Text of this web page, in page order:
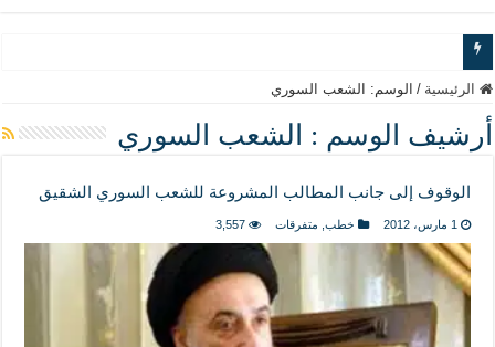
www.alamine.net
مواقف وآراء العلاّمة السيد علي الأمين من الأحداث والقضايا - اضغط للاطلاع
إذا كان التسنن هو الإيمان بسنة رسول الله ( صلى الله عليه وآله) فكلّ
علاقات المذاهب والأديان لا يجوز أن تكون على حساب الأوطان
لن تحمينا مذاهبنا ولا طوائفنا ولا أحزابنا ولا جماعاتنا، بل الإنصهار الوطني والدولة
المذاهب ليست قدرًا لا يمكن تجاوزه
ليست المنفعة تأتي من إسلامية النّظام كما لا تأتي المضرة من مسيحية النظام
المتهاون بوطنه متهاون بدينه حتماً
الرئيسية / الوسم: الشعب السوري
أرشيف الوسم : الشعب السوري
الوقوف إلى جانب المطالب المشروعة للشعب السوري الشقيق
1 مارس، 2012 خطب, متفرقات 3,557